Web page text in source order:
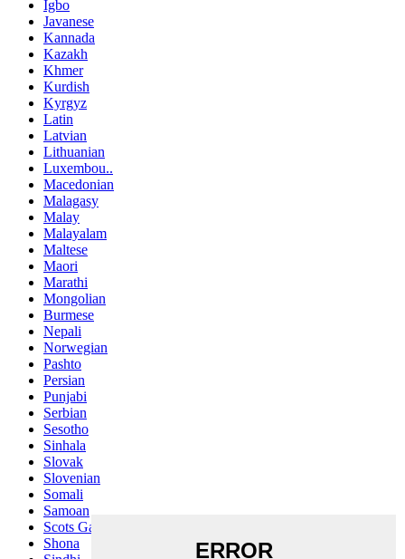
Igbo
Javanese
Kannada
Kazakh
Khmer
Kurdish
Kyrgyz
Latin
Latvian
Lithuanian
Luxembou..
Macedonian
Malagasy
Malay
Malayalam
Maltese
Maori
Marathi
Mongolian
Burmese
Nepali
Norwegian
Pashto
Persian
Punjabi
Serbian
Sesotho
Sinhala
Slovak
Slovenian
Somali
Samoan
Scots Gaelic
Shona